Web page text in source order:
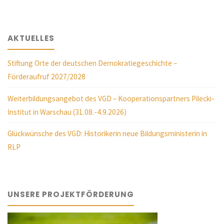
AKTUELLES
Stiftung Orte der deutschen Demokratiegeschichte –
Förderaufruf 2027/2028
Weiterbildungsangebot des VGD – Kooperationspartners Pilecki-
Institut in Warschau (31.08.-4.9.2026)
Glückwünsche des VGD: Historikerin neue Bildungsministerin in
RLP
UNSERE PROJEKTFÖRDERUNG